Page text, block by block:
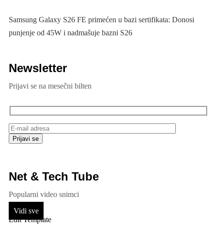
Samsung Galaxy S26 FE primećen u bazi sertifikata: Donosi
punjenje od 45W i nadmašuje bazni S26
Newsletter
Prijavi se na mesečni bilten
Net & Tech Tube
Popularni video snimci
Vidi sve
Edit Template